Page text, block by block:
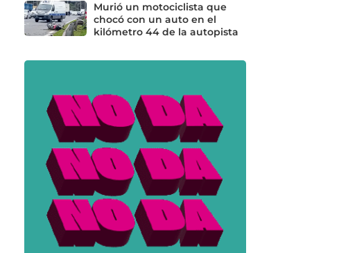
Murió un motociclista que
chocó con un auto en el
kilómetro 44 de la autopista